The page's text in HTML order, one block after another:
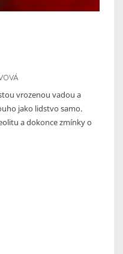
vrozenou vadou a
jako lidstvo samo.
a dokonce zmínky o